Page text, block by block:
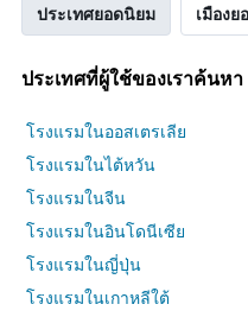
ประเทศยอดนิยม เมือง
ประเทศที่ผู้ใช้ของเราค้นหา
โรงแรมในออสเตรเลีย
โรงแรมในไต้หวัน
โรงแรมในจีน
โรงแรมในอินโดนีเซีย
โรงแรมในญี่ปุ่น
โรงแรมในเกาหลีใต้